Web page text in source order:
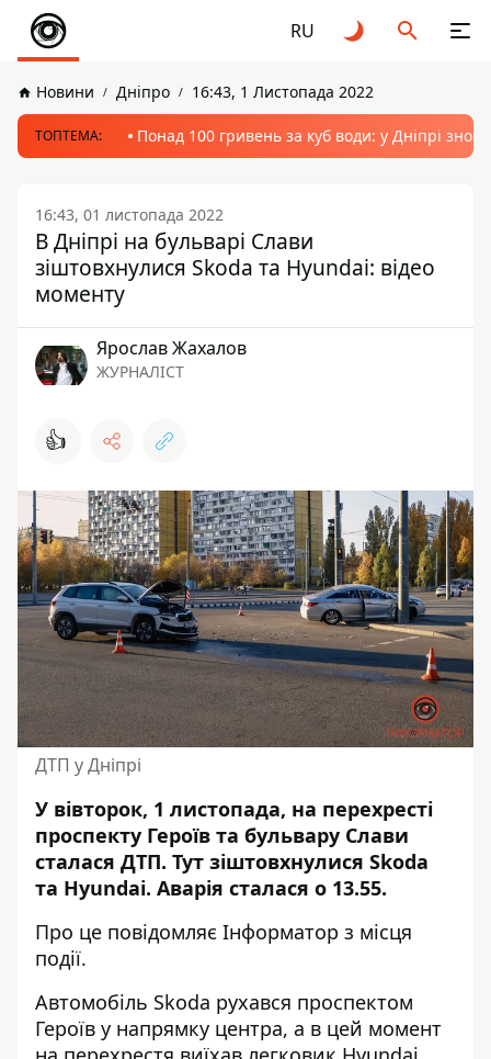
RU
Новини Дніпро 16:43, 1 Листопада 2022
ТОПТЕМА: Понад 100 гривень за куб води: у Дніпрі
16:43, 01 листопада 2022
В Дніпрі на бульварі Слави
зіштовхнулися Skoda та Hyundai: відео
моменту
Ярослав Жахалов
ЖУРНАЛІСТ
👍
ДТП у Дніпрі
У вівторок, 1 листопада, на перехресті
проспекту Героїв та бульвару Слави
сталася ДТП. Тут зіштовхнулися Skoda
та Hyundai. Аварія сталася о 13.55.
Про це повідомляє Інформатор з місця
події.
Автомобіль Skoda рухався проспектом
Героїв у напрямку центра, а в цей момент